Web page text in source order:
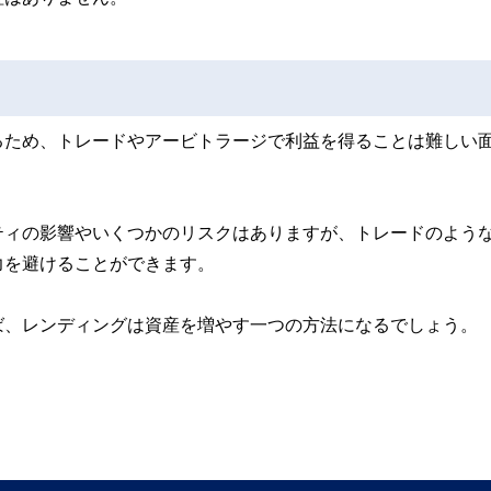
め、トレードやアービトラージで利益を得ることは難しい
の影響やいくつかのリスクはありますが、トレードのよう
避けることができます。
レンディングは資産を増やす一つの方法になるでしょう。